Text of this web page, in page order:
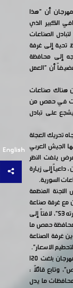
English
أن "هذا
الكبير الذي
الصناعات
تحية إلى غرفة
إلى محافظة
أن "العمل
هناك صناعات
في حمص من
على تبادل
تحريك العجلة
الجيش العربي
يلفت النظر
إلى زيارة
السورية.
المنظمة
مع غرفة صناعة
حمص وريفها قمنا بمهرجان صنع في سورية بدورته 53"، لافتاً إلى
حمص ما
غرفة الصناعة
الاسعار".
وبين قلعجي أن "عدد الاجنحة المشاركة في المهرجان بلغت 120
قائلاً :
ما يدل